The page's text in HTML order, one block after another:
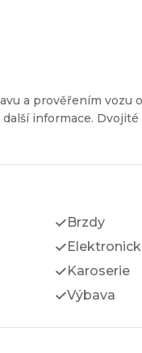
a prověřením vozu
informace.
Brzdy
Karoserie
Výbava